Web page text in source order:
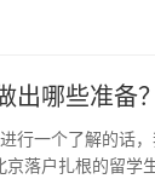
出哪些准备？
落户扎根的留学